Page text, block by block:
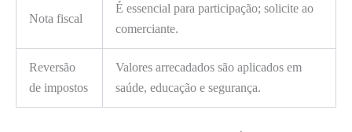
Nota fiscal
É essencial para participação; solicite ao
comerciante.
Reversão
de impostos
Valores arrecadados são aplicados em
saúde, educação e segurança.